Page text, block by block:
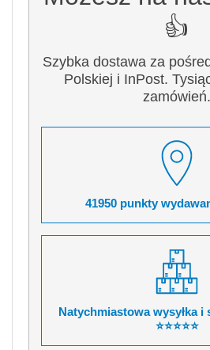
👍
Szybka dostawa za
Polskiej i InPost.
zamówień.
41950 punkty
Natychmiastowa wysyłka i
⭐⭐⭐⭐⭐